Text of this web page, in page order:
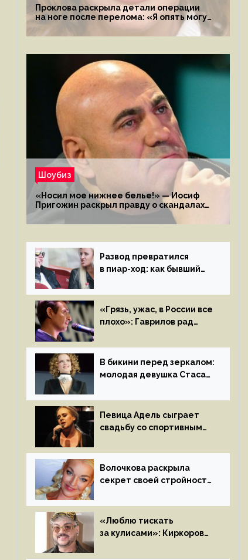
Проклова раскрыла детали операции
на ноге после перелома: «Я опять могу
ходить»
Шоубиз
«Носил мое нижнее белье!» — Иосиф
Пригожин раскрыл правду о скандалах
с мужем своей экс-жены
Развод превратился
в пиар-ход: как бывший
популярной
«Грязь, ужас, в России все
плохо»: Гаврилов рад
иноагентов
В бикини перед зеркалом:
молодая девушка Стаса
на камеру
Певица Адель сыграет
свадьбу со спортивным
этим летом
Волочкова раскрыла
секрет своей стройности:
страстные…»
«Люблю тискать
за кулисами»: Киркоров
к молодой особе